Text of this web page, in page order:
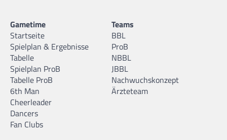
Gametime
Startseite
Spielplan & Ergebnisse
Tabelle
Spielplan ProB
Tabelle ProB
6th Man
Cheerleader
Dancers
Fan Clubs
Teams
BBL
ProB
NBBL
JBBL
Nachwuchskonzept
Ärzteteam